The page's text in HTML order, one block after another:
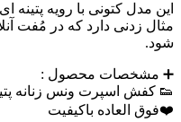
این مدل کتونی با رویه پتینه
مثال زدنی دارد که در مُفت
شود.
➕ مشخصات محصول :
👟 کفش اسپرت ونس زنانه
❤️فوق العاده باکیفیت